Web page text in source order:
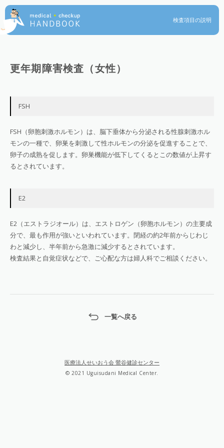
検査項目の説明
更年期障害検査（女性）
FSH
FSH（卵胞刺激ホルモン）は、脳下垂体から分泌される性腺刺激ホル
モンの一種で、卵巣を刺激して性ホルモンの分泌を促進することで、
卵子の成熟を促します。卵巣機能が低下してくるとこの数値が上昇す
るとされています。
E2
E2（エストラジオール）は、エストロゲン（卵胞ホルモン）の主要成
分で、最も作用が強いといわれています。閉経の約2年前からじわじ
わと減少し、半年前から急激に減少するとされています。
検査結果と自覚症状などで、ご心配な方は婦人科でご相談ください。
一覧へ戻る
医療法人せいおう会 鶯谷健診センター
© 2021 Uguisudani Medical Center.